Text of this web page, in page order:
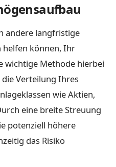
andere langfristige
helfen können, Ihr
wichtige Methode hierbei
die Verteilung Ihres
wie Aktien,
eine breite Streuung
potenziell höhere
das Risiko